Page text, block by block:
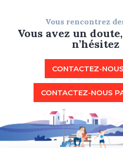
Vous rencontrez
Vous avez un
n’hésitez
CONTACTEZ-
CONTACTEZ-NOUS